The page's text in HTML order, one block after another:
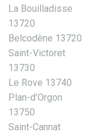
La Bouilladisse
13720
Belcodène 13720
Saint-Victoret
13730
Le Rove 13740
Plan-d’Orgon
13750
Saint-Cannat